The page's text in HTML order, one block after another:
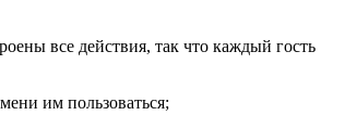
все действия, так что каждый гость
им пользоваться;